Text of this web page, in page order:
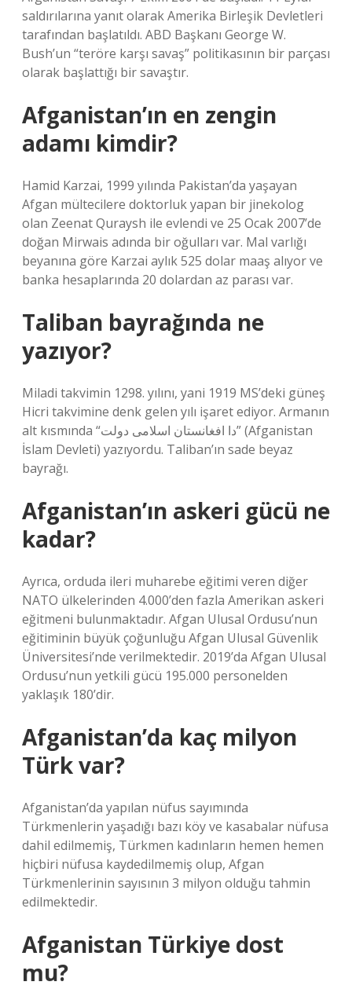
saldırılarına yanıt olarak Amerika Birleşik Devletleri
tarafından başlatıldı. ABD Başkanı George W.
Bush’un “teröre karşı savaş” politikasının bir parçası
olarak başlattığı bir savaştır.
Afganistan’ın en zengin
adamı kimdir?
Hamid Karzai, 1999 yılında Pakistan’da yaşayan
Afgan mültecilere doktorluk yapan bir jinekolog
olan Zeenat Quraysh ile evlendi ve 25 Ocak 2007’de
doğan Mirwais adında bir oğulları var. Mal varlığı
beyanına göre Karzai aylık 525 dolar maaş alıyor ve
banka hesaplarında 20 dolardan az parası var.
Taliban bayrağında ne
yazıyor?
Miladi takvimin 1298. yılını, yani 1919 MS’deki güneş
Hicri takvimine denk gelen yılı işaret ediyor. Armanın
alt kısmında “دا افغانستان اسلامی دولت” (Afganistan
İslam Devleti) yazıyordu. Taliban’ın sade beyaz
bayrağı.
Afganistan’ın askeri gücü ne
kadar?
Ayrıca, orduda ileri muharebe eğitimi veren diğer
NATO ülkelerinden 4.000’den fazla Amerikan askeri
eğitmeni bulunmaktadır. Afgan Ulusal Ordusu’nun
eğitiminin büyük çoğunluğu Afgan Ulusal Güvenlik
Üniversitesi’nde verilmektedir. 2019’da Afgan Ulusal
Ordusu’nun yetkili gücü 195.000 personelden
yaklaşık 180’dir.
Afganistan’da kaç milyon
Türk var?
Afganistan’da yapılan nüfus sayımında
Türkmenlerin yaşadığı bazı köy ve kasabalar nüfusa
dahil edilmemiş, Türkmen kadınların hemen hemen
hiçbiri nüfusa kaydedilmemiş olup, Afgan
Türkmenlerinin sayısının 3 milyon olduğu tahmin
edilmektedir.
Afganistan Türkiye dost
mu?